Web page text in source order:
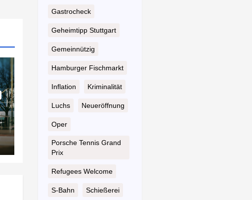
Gastrocheck
Geheimtipp Stuttgart
Gemeinnützig
Hamburger Fischmarkt
Inflation Kriminalität
Luchs Neueröffnung
Oper
Porsche Tennis Grand
Prix
Refugees Welcome
S-Bahn Schießerei